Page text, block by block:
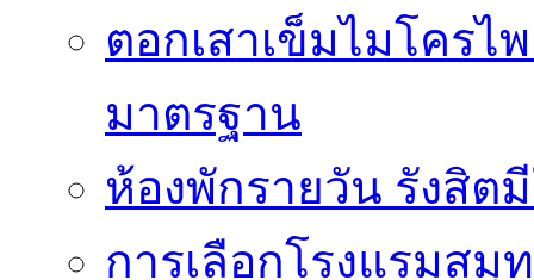
ตอกเสาเข็มไมโคร
มาตรฐาน
ห้องพักรายวัน รังสิต
การเลือกโรงแรมสมุ